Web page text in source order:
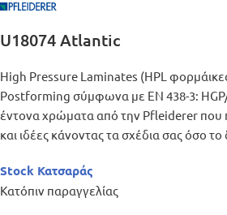
U18074 Atlantic
High Pressure Laminates (HPL
Postforming σύμφωνα με EN 438-3: HGP/
έντονα χρώματα από την Pfleiderer
και ιδέες κάνοντας τα σχέδια σας όσο
Stock Κατσαράς
Κατόπιν παραγγελίας